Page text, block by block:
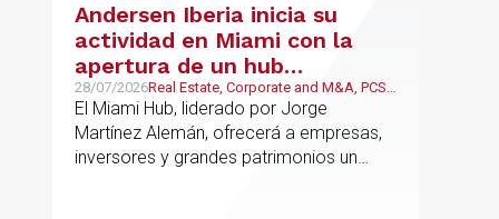
Andersen Iberia inicia su
actividad en Miami con la
apertura de un hub
estratégico para reforzar el
asesoramiento fiscal, legal y
patrimonial conectando
Europa y Latinoamérica
28/07/2026Real Estate, Corporate and M&A, PCS,
Wealth Management & Family
Business
El Miami Hub, liderado por Jorge
Martínez Alemán, ofrecerá a empresas,
inversores y grandes patrimonios un